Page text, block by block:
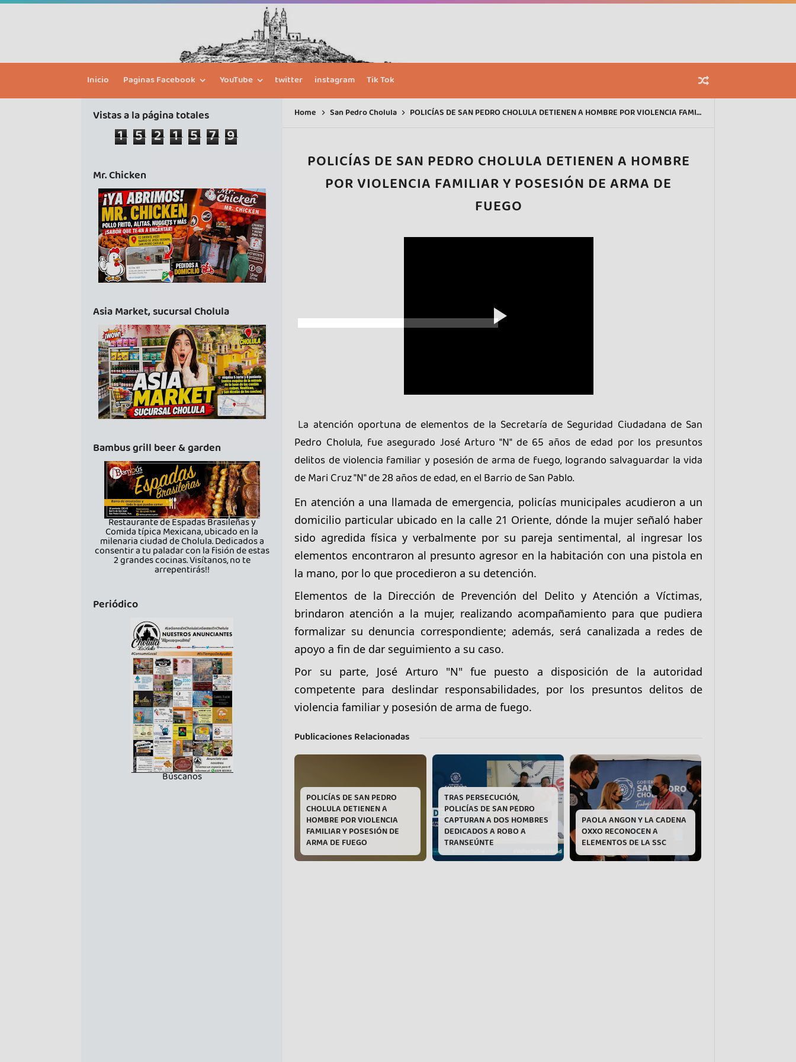
Inicio Paginas Facebook YouTube twitter instagram Tik Tok
Home San Pedro Cholula POLICÍAS DE SAN PEDRO CHOLULA DETIENEN A HOMBRE POR VIOLENCIA FAMILIAR Y POSESIÓN DE ARMA DE FUEGO
POLICÍAS DE SAN PEDRO CHOLULA DETIENEN A HOMBRE
POR VIOLENCIA FAMILIAR Y POSESIÓN DE ARMA DE
FUEGO
La atención oportuna de elementos de la Secretaría de Seguridad Ciudadana de San
Pedro Cholula, fue asegurado José Arturo "N" de 65 años de edad por los presuntos
delitos de violencia familiar y posesión de arma de fuego, logrando salvaguardar la vida
de Mari Cruz "N" de 28 años de edad, en el Barrio de San Pablo.
En atención a una llamada de emergencia, policías municipales acudieron a un
domicilio particular ubicado en la calle 21 Oriente, dónde la mujer señaló haber
sido agredida física y verbalmente por su pareja sentimental, al ingresar los
elementos encontraron al presunto agresor en la habitación con una pistola en
la mano, por lo que procedieron a su detención.
Elementos de la Dirección de Prevención del Delito y Atención a Víctimas,
brindaron atención a la mujer, realizando acompañamiento para que pudiera
formalizar su denuncia correspondiente; además, será canalizada a redes de
apoyo a fin de dar seguimiento a su caso.
Por su parte, José Arturo "N" fue puesto a disposición de la autoridad
competente para deslindar responsabilidades, por los presuntos delitos de
violencia familiar y posesión de arma de fuego.
Publicaciones Relacionadas
POLICÍAS DE SAN PEDRO
CHOLULA DETIENEN A
HOMBRE POR VIOLENCIA
FAMILIAR Y POSESIÓN DE
ARMA DE FUEGO
TRAS PERSECUCIÓN,
POLICÍAS DE SAN PEDRO
CAPTURAN A DOS HOMBRES
DEDICADOS A ROBO A
TRANSEÚNTE
PAOLA ANGON Y LA CADENA
OXXO RECONOCEN A
ELEMENTOS DE LA SSC
Vistas a la página totales
1 5 2 1 5 7 9
Mr. Chicken
Asia Market, sucursal Cholula
Bambus grill beer & garden
Restaurante de Espadas Brasileñas y
Comida típica Mexicana, ubicado en la
milenaria ciudad de Cholula. Dedicados a
consentir a tu paladar con la fisión de estas
2 grandes cocinas. Visítanos, no te
arrepentirás!!
Periódico
Búscanos